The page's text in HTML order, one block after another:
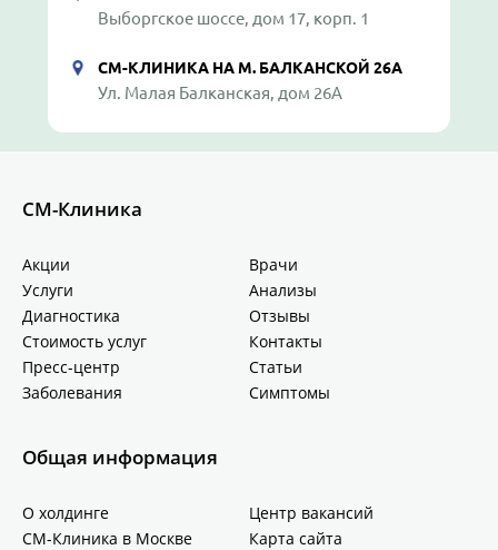
Выборгское шоссе, дом 17, корп. 1
СМ-КЛИНИКА НА М. БАЛКАНСКОЙ 26А
Ул. Малая Балканская, дом 26А
СМ-Клиника
Акции
Врачи
Услуги
Анализы
Диагностика
Отзывы
Стоимость услуг
Контакты
Пресс-центр
Статьи
Заболевания
Симптомы
Общая информация
О холдинге
Центр вакансий
СМ-Клиника в Москве
Карта сайта